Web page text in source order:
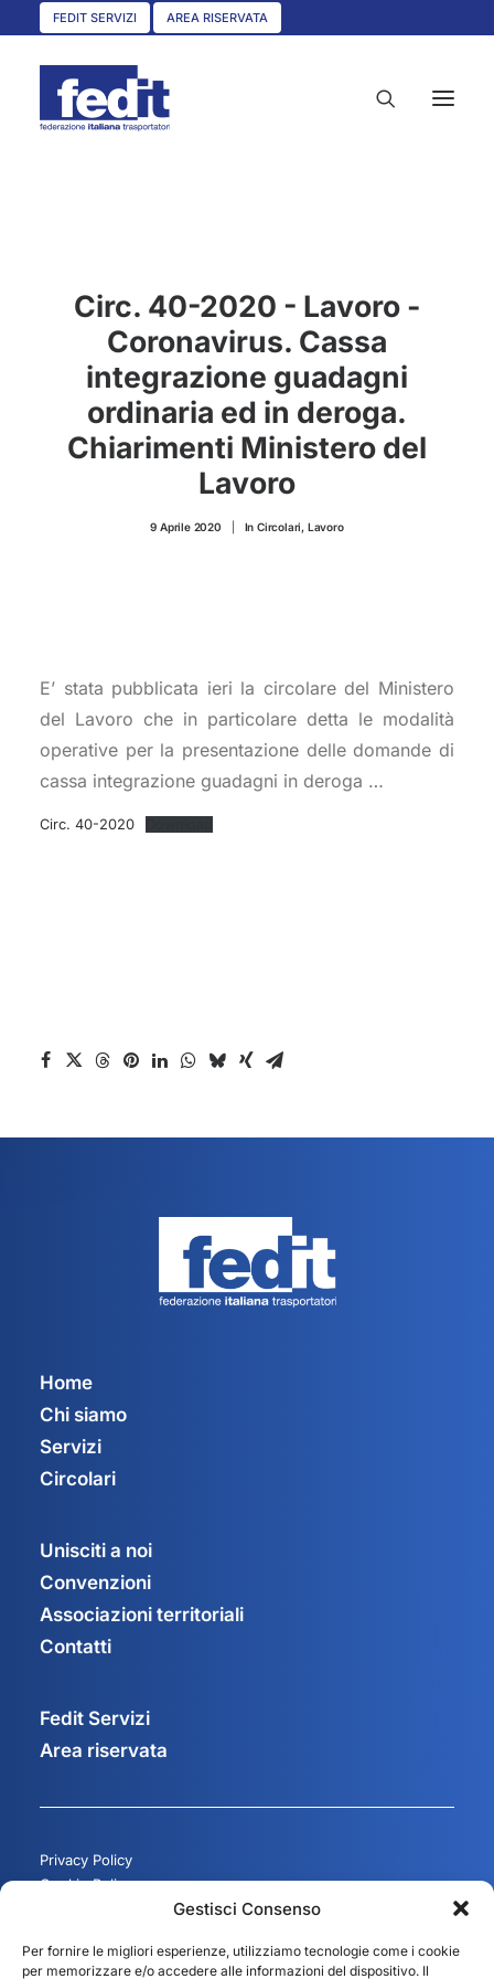
Gestisci Consenso
Per fornire le migliori esperienze, utilizziamo tecnologie come i cookie
per memorizzare e/o accedere alle informazioni del dispositivo. Il
FEDIT SERVIZI AREA RISERVATA
SERVIZI
CIRCOLARI
UNISCITI A NOI
CONVENZIONI
ASSOCIAZIONI TERRITORIALI
Circ. 40-2020 - Lavoro -
Coronavirus. Cassa
integrazione guadagni
ordinaria ed in deroga.
Chiarimenti Ministero del
Lavoro
9 Aprile 2020 In Circolari, Lavoro
E’ stata pubblicata ieri la circolare del Ministero
del Lavoro che in particolare detta le modalità
operative per la presentazione delle domande di
cassa integrazione guadagni in deroga …
Circ. 40-2020
Home
Chi siamo
Servizi
Circolari
Unisciti a noi
Convenzioni
Associazioni territoriali
Contatti
Fedit Servizi
Area riservata
Privacy Policy
Cookie Policy